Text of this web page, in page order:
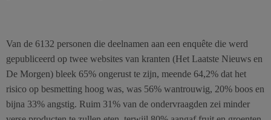
Van de 6132 personen die deelnamen aan een enquête die werd
gepubliceerd op twee websites van kranten (Het Laatste Nieuws en
De Morgen) bleek 65% ongerust te zijn, meende 64,2% dat het
risico op besmetting hoog was, was 56% wantrouwig, 20% boos en
bijna 33% angstig. Ruim 31% van de ondervraagden zei minder